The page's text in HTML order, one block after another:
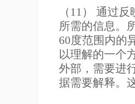
（11） 通过
所需的信息。
60度范围内的
以理解的一个
外部，需要进
据需要解释。